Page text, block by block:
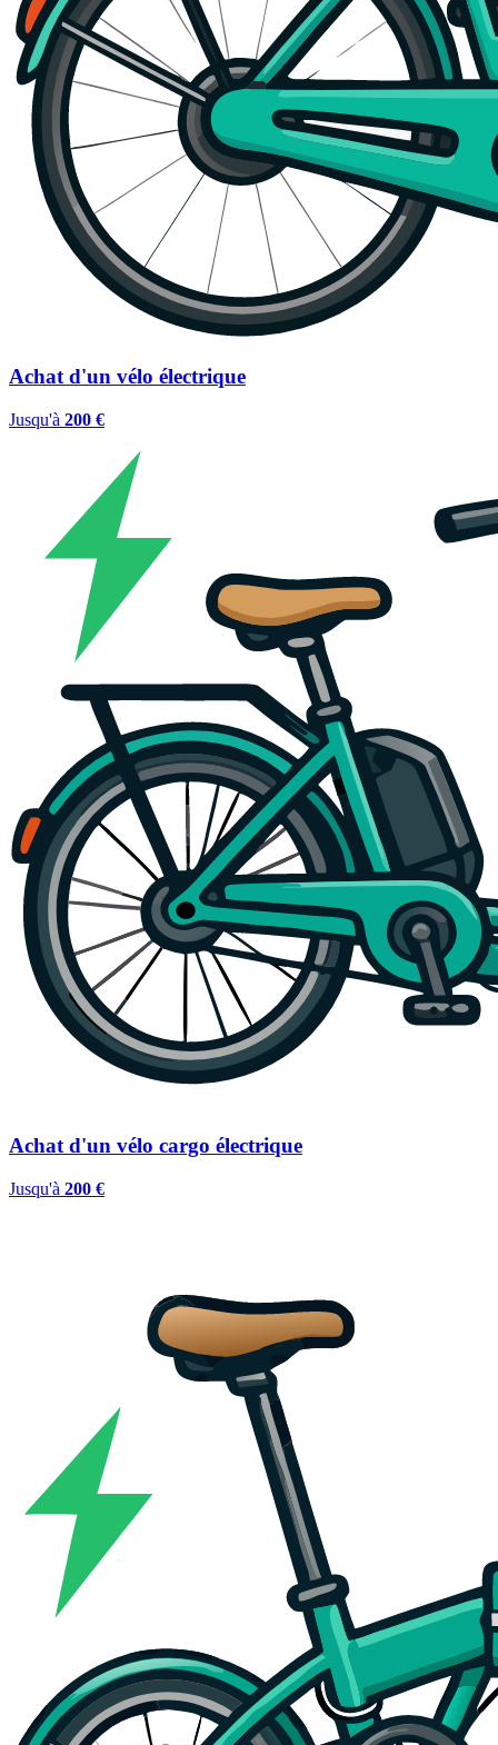
Achat d'un vélo électrique
Jusqu'à 200 €
Achat d'un vélo cargo électrique
Jusqu'à 200 €